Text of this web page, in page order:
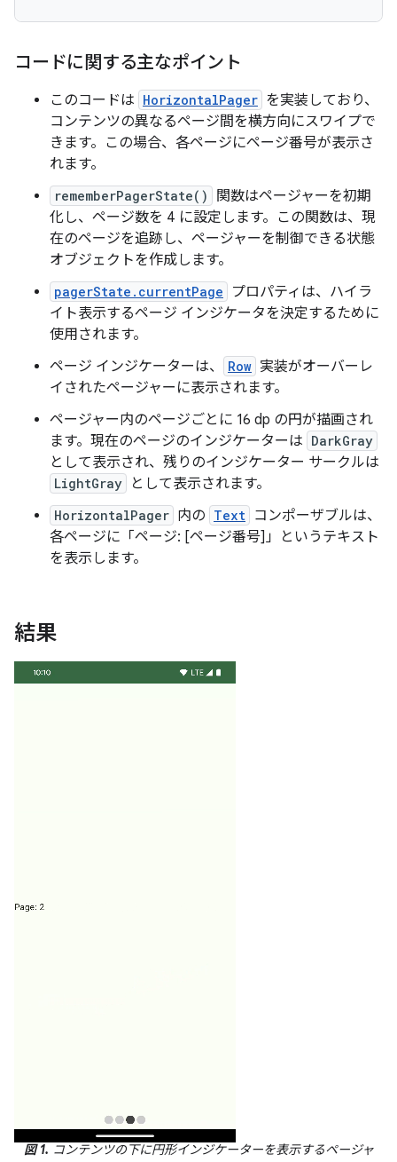
コードに関する主なポイント
このコードは HorizontalPager を実装しており、
コンテンツの異なるページ間を横方向にスワイプで
きます。この場合、各ページにページ番号が表示さ
れます。
rememberPagerState()
関数はページャーを初期
化し、ページ数を 4 に設定します。この関数は、現
在のページを追跡し、ページャーを制御できる状態
オブジェクトを作成します。
pagerState.currentPage
プロパティは、ハイラ
イト表示するページ インジケータを決定するために
使用されます。
ページ インジケーターは、
Row 実装がオーバーレ
イされたページャーに表示されます。
ページャー内のページごとに 16 dp の円が描画され
ます。現在のページのインジケーターは DarkGray
として表示され、残りのインジケーター サークルは
LightGray として表示されます。
HorizontalPager 内の Text コンポーザブルは、
各ページに「ページ: [ページ番号]」というテキスト
を表示します。
結果
図 1. コンテンツの下に円形インジケーターを表示するページャ